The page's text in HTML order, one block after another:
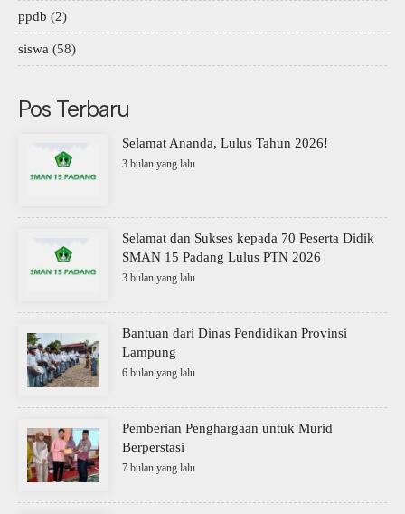
ppdb (2)
siswa (58)
Pos Terbaru
Selamat Ananda, Lulus Tahun 2026!
3 bulan yang lalu
Selamat dan Sukses kepada 70 Peserta Didik
SMAN 15 Padang Lulus PTN 2026
3 bulan yang lalu
Bantuan dari Dinas Pendidikan Provinsi
Lampung
6 bulan yang lalu
Pemberian Penghargaan untuk Murid
Berperstasi
7 bulan yang lalu